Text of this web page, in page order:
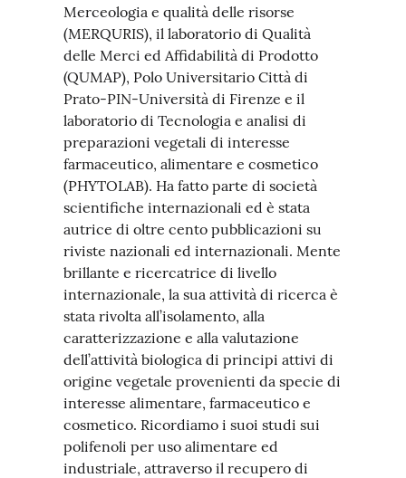
Merceologia e qualità delle risorse
(MERQURIS), il laboratorio di Qualità
delle Merci ed Affidabilità di Prodotto
(QUMAP), Polo Universitario Città di
Prato-PIN-Università di Firenze e il
laboratorio di Tecnologia e analisi di
preparazioni vegetali di interesse
farmaceutico, alimentare e cosmetico
(PHYTOLAB). Ha fatto parte di società
scientifiche internazionali ed è stata
autrice di oltre cento pubblicazioni su
riviste nazionali ed internazionali. Mente
brillante e ricercatrice di livello
internazionale, la sua attività di ricerca è
stata rivolta all’isolamento, alla
caratterizzazione e alla valutazione
dell’attività biologica di principi attivi di
origine vegetale provenienti da specie di
interesse alimentare, farmaceutico e
cosmetico. Ricordiamo i suoi studi sui
polifenoli per uso alimentare ed
industriale, attraverso il recupero di